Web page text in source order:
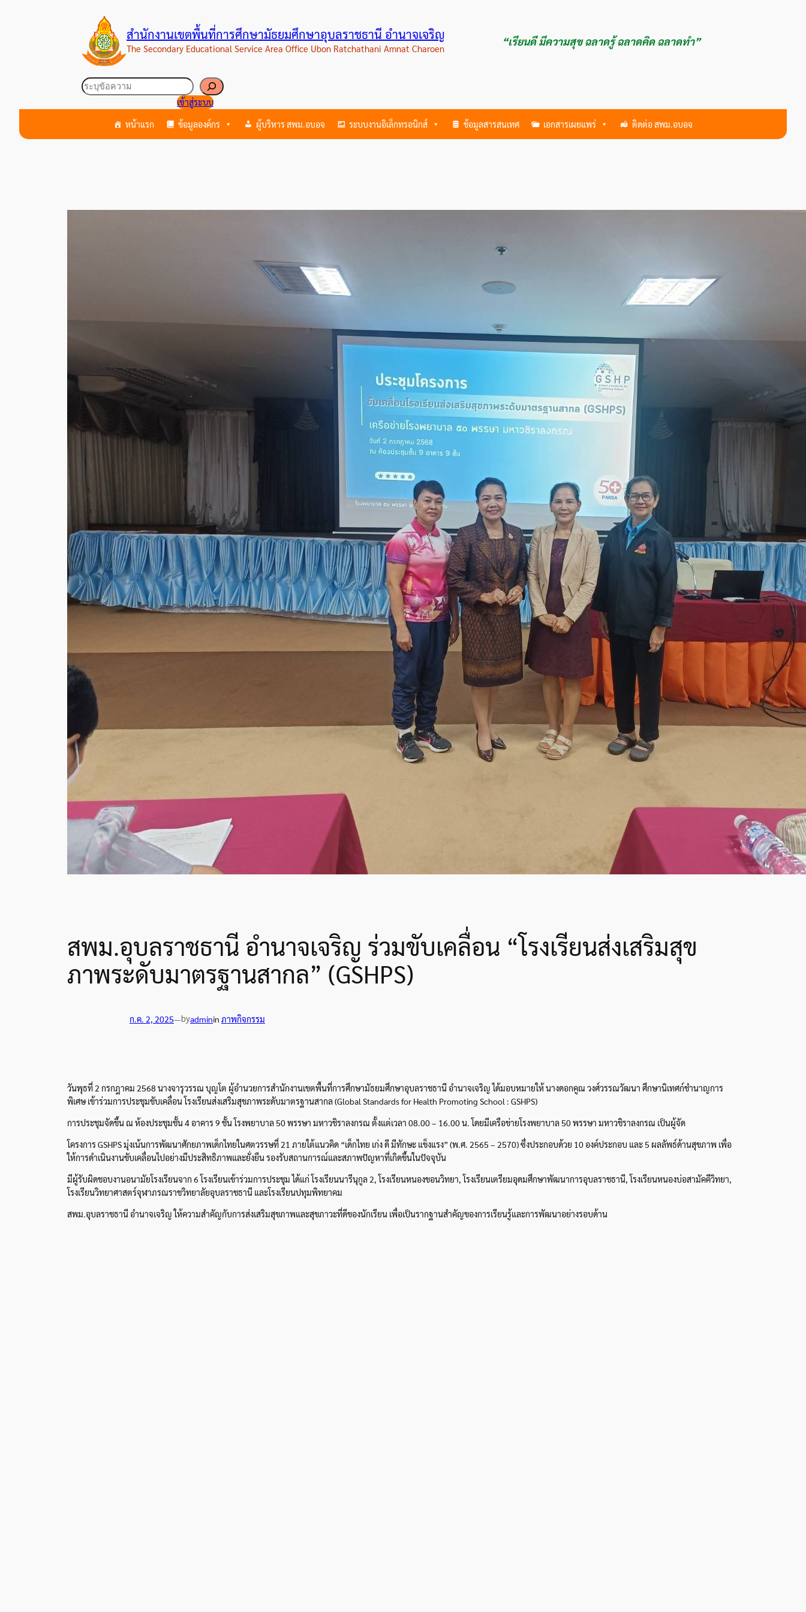
สำนักงานเขตพื้นที่การศึกษามัธยมศึกษาอุบลราชธานี อำนาจเจริญ
The Secondary Educational Service Area Office Ubon Ratchathani Amnat Charoen
“เรียนดี มีความสุข ฉลาดรู้ ฉลาดคิด ฉลาดทำ”
ค้นหา
เข้าสู่ระบบ
หน้าแรก ข้อมูลองค์กร ผู้บริหาร สพม.อบอจ ระบบงานอิเล็กทรอนิกส์ ข้อมูลสารสนเทศ เอกสารเผยแพร่ ติดต่อ สพม.อบอจ
สพม.อุบลราชธานี อำนาจเจริญ ร่วมขับเคลื่อน “โรงเรียนส่งเสริมสุข
ภาพระดับมาตรฐานสากล” (GSHPS)
ก.ค. 2, 2025—byadminin ภาพกิจกรรม
วันพุธที่ 2 กรกฎาคม 2568 นางจารุวรรณ บุญโต ผู้อำนวยการสำนักงานเขตพื้นที่การศึกษามัธยมศึกษาอุบลราชธานี อำนาจเจริญ ได้มอบหมายให้ นางดอกคูณ วงศ์วรรณวัฒนา ศึกษานิเทศก์ชำนาญการ
พิเศษ เข้าร่วมการประชุมขับเคลื่อน โรงเรียนส่งเสริมสุขภาพระดับมาตรฐานสากล (Global Standards for Health Promoting School : GSHPS)
การประชุมจัดขึ้น ณ ห้องประชุมชั้น 4 อาคาร 9 ชั้น โรงพยาบาล 50 พรรษา มหาวชิราลงกรณ ตั้งแต่เวลา 08.00 – 16.00 น. โดยมีเครือข่ายโรงพยาบาล 50 พรรษา มหาวชิราลงกรณ เป็นผู้จัด
โครงการ GSHPS มุ่งเน้นการพัฒนาศักยภาพเด็กไทยในศตวรรษที่ 21 ภายใต้แนวคิด “เด็กไทย เก่ง ดี มีทักษะ แข็งแรง” (พ.ศ. 2565 – 2570) ซึ่งประกอบด้วย 10 องค์ประกอบ และ 5 ผลลัพธ์ด้านสุขภาพ เพื่อ
ให้การดำเนินงานขับเคลื่อนไปอย่างมีประสิทธิภาพและยั่งยืน รองรับสถานการณ์และสภาพปัญหาที่เกิดขึ้นในปัจจุบัน
มีผู้รับผิดชอบงานอนามัยโรงเรียนจาก 6 โรงเรียนเข้าร่วมการประชุม ได้แก่ โรงเรียนนารีนุกูล 2, โรงเรียนหนองขอนวิทยา, โรงเรียนเตรียมอุดมศึกษาพัฒนาการอุบลราชธานี, โรงเรียนหนองบ่อสามัคคีวิทยา,
โรงเรียนวิทยาศาสตร์จุฬาภรณราชวิทยาลัยอุบลราชธานี และโรงเรียนปทุมพิทยาคม
สพม.อุบลราชธานี อำนาจเจริญ ให้ความสำคัญกับการส่งเสริมสุขภาพและสุขภาวะที่ดีของนักเรียน เพื่อเป็นรากฐานสำคัญของการเรียนรู้และการพัฒนาอย่างรอบด้าน